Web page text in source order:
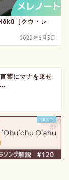
［クウ・レ
2022年6月3日
葉にマナを乗せ